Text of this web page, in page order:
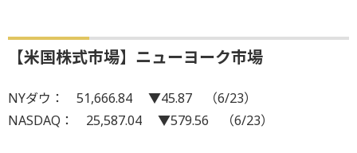
【米国株式市場】ニューヨーク市場
NYダウ： 51,666.84 ▼45.87 （6/23）
NASDAQ： 25,587.04 ▼579.56 （6/23）